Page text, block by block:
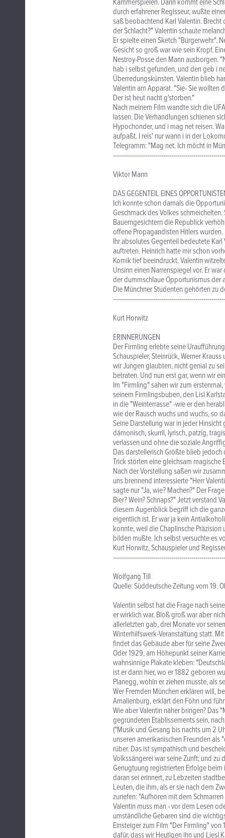
Kammerspielen. Darin kommt eine
durch erfahrener Regisseur, wußte
saß beobachtend Karl Valentin. Brecht
der Schlacht?" Valentin schaute
Er spielte einen Sketch "Bürgerwehr".
Gesicht so groß war wie sein Kropf.
Nestroy-Posse den Mann ausborgen.
hab i selbst gefunden, und den geb i
Überredungskünsten. Valentin blieb
Valentin am Apparat. "Sie- Sie wollten
Der ist heut nacht g'storben."
Nach meinem Film wandte sich die
lassen. Die Verhandlungen schienen
Hypochonder, und i mag net reisen.
aufpaßt. I reis' nur wann i in der
Telegramm: "Mag net. Ich möcht in
Viktor Mann
DAS GEGENTEIL EINES
Ich konnte schon damals die
Geschmack des Volkes
Bauerngesichtern die Republick
offene Propagandisten Hitlers wurden.
Ihr absolutes Gegenteil bedeutete Karl
auftreten. Heinrich hatte mir schon
Komik tief beeindruckt. Valentin
Unsinn einen Narrenspiegel vor. Er
der dummschlaue Opportunismus der
Die Münchner Studenten gehörten zu
Kurt Horwitz
ERINNERUNGEN
Der Firmling erlebte seine
Schauspieler, Steinrück, Werner
wir Jungen glaubten, nicht genial zu
betraten. Und nun erst gar, wenn wir
Im "Firmling" sahen wir zum
seinem Firmlingsbuben, den Lisl
in die "Weinterrasse" -wie er den
wie der Rausch wuchs und wuchs, so
Seine Darstellung war in jeder
dämonisch, skurril, lyrisch, patzig,
verlassen und ohne die soziale
Das darstellerisch Größte blieb
Trick störten eine gleichsam
Nach der Vorstellung saßen wir
uns brennend interessierte "Herr
sagte nur "Ja, wie? Machen?" Der
Bier? Wein? Schnaps?" Jetzt verstand
diesem Augenblick begriff ich die
eigentlich ist. Er war ja kein
konnte, weil die Chaplinsche
bilden mußte. Ich selbst versuchte es
Kurt Horwitz, Schauspieler und
Wolfgang Till
Quelle: Süddeutsche Zeitung vom 19.
Valentin selbst hat die Frage nach
er wirklich war. Bloß groß war aber
allerletzten gab, drei Monate vor
Winterhilfswerk-Veranstaltung statt.
findet das Gebäude aber für seine
Oder 1929, am Höhepunkt seiner
wahnsinnige Plakate kleben:
ist er dann hier, wo er 1882 geboren
Planegg, wohin er ziehen musste, als
Wer Fremden München erklären will,
Amalienburg, erklärt den Föhn und
Wie aber Valentin näher bringen? Das
gegründeten Etablissements sein,
("Musik und Gesang bis nachts um 2
unseren amerikanischen Freunden
rüber. Das ist sympathisch und
Volkssängerei war seine Zunft; und zu
Genugtuung registrierten Erfolge
daran sei erinnert, zu Lebzeiten
Leuten, die ihm, als er sie nach dem
zuriefen: "Aufhören mit dem
Valentin muss man - vor dem Lesen
umständliche Gebaren sind die
Einsteiger zum Film "Der Firmling"
dafür, dass wir Heutigen ihn und Liesl